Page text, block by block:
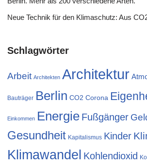
Neue Technik für den Klimaschutz: Aus
Schlagwörter
Arbeit Architekten Architektur
Bauträger Berlin CO2 Corona
Einkommen Energie Fußgänger
Gesundheit Kapitalismus Kinder
Klimawandel Kohlendioxid